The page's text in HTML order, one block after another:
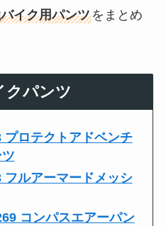
イク用パンツをまとめ
クパンツ
プロテクトアドベンチ
フルアーマードメッシ
コンパスエアーパン